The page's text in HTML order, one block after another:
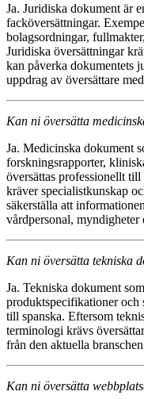
Ja. Juridiska dokument är
facköversättningar.
bolagsordningar,
Juridiska översättningar
kan påverka dokumentets
uppdrag av översättare
Kan ni översätta
Ja. Medicinska dokument
forskningsrapporter,
översättas professionellt
kräver specialistkunskap
säkerställa att
vårdpersonal,
Kan ni översätta tekniska
Ja. Tekniska dokument
produktspecifikationer och
till spanska. Eftersom
terminologi krävs
från den aktuella
Kan ni översätta